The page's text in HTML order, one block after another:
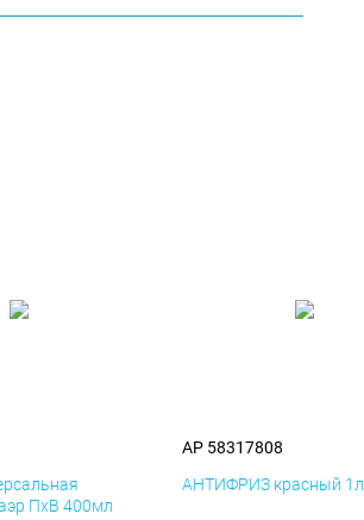
ПхВ 400мл
AP 58317808
АНТИФРИЗ красный 1л.